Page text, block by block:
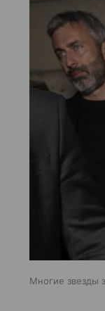
Многие звезды